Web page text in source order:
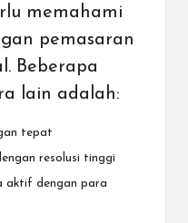
memahami
pemasaran
Beberapa
lain adalah:
tepat
resolusi tinggi
aktif dengan para